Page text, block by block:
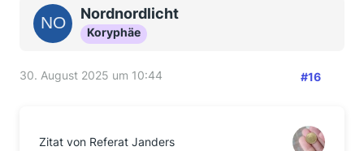
Nordnordlicht
Koryphäe
30. August 2025 um 10:44 #16
Zitat von Referat Janders